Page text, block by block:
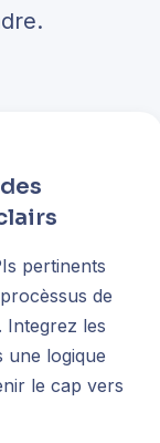
pertinents
de
Integrez les
une logique
le cap vers